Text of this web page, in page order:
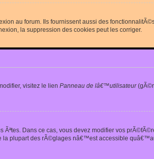
au forum. Ils fournissent aussi des
la suppression des cookies peut les corriger.
visitez le lien Panneau de lâ€™utilisateur
Dans ce cas, vous devez modifier vos
plupart des rÃ©glages nâ€™est accessible